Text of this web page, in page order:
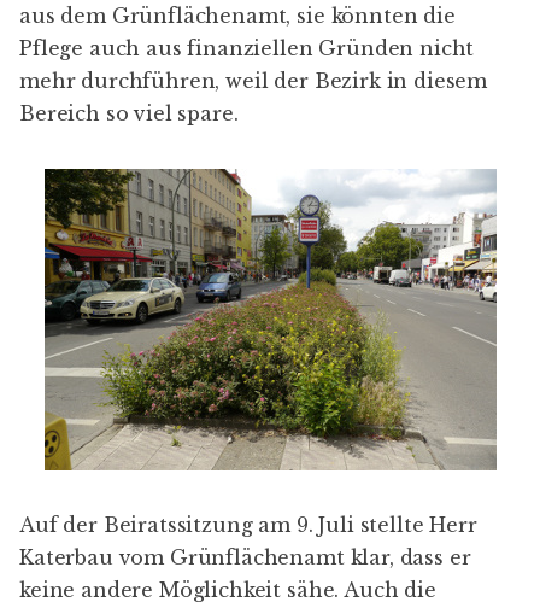
aus dem Grünflächenamt, sie könnten die
Pflege auch aus finanziellen Gründen nicht
mehr durchführen, weil der Bezirk in diesem
Bereich so viel spare.
Auf der Beiratssitzung am 9. Juli stellte Herr
Katerbau vom Grünflächenamt klar, dass er
keine andere Möglichkeit sähe. Auch die